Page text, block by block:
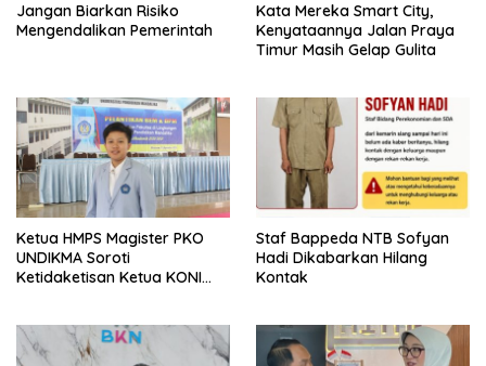
Jangan Biarkan Risiko
Mengendalikan Pemerintah
Kata Mereka Smart City,
Kenyataannya Jalan Praya
Timur Masih Gelap Gulita
Ketua HMPS Magister PKO
UNDIKMA Soroti
Ketidaketisan Ketua KONI
Arena Kepentingan Sesaat
Staf Bappeda NTB Sofyan
Hadi Dikabarkan Hilang
Kontak